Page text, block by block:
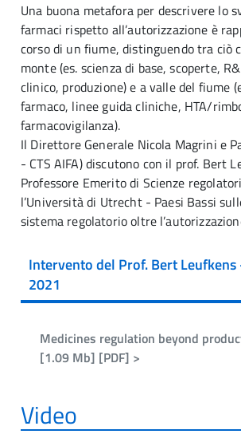
Una buona metafora per descrivere lo
farmaci rispetto all’autorizzazione è
corso di un fiume, distinguendo tra ciò
monte (es. scienza di base, scoperte,
clinico, produzione) e a valle del fiume
farmaco, linee guida cliniche, HTA/
farmacovigilanza).
Il Direttore Generale Nicola Magrini e
- CTS AIFA) discutono con il prof. Bert
Professore Emerito di Scienze
l’Università di Utrecht - Paesi Bassi
sistema regolatorio oltre
Intervento del Prof. Bert Leufkens
2021
Medicines regulation beyond
[1.09 Mb] [PDF] >
Video